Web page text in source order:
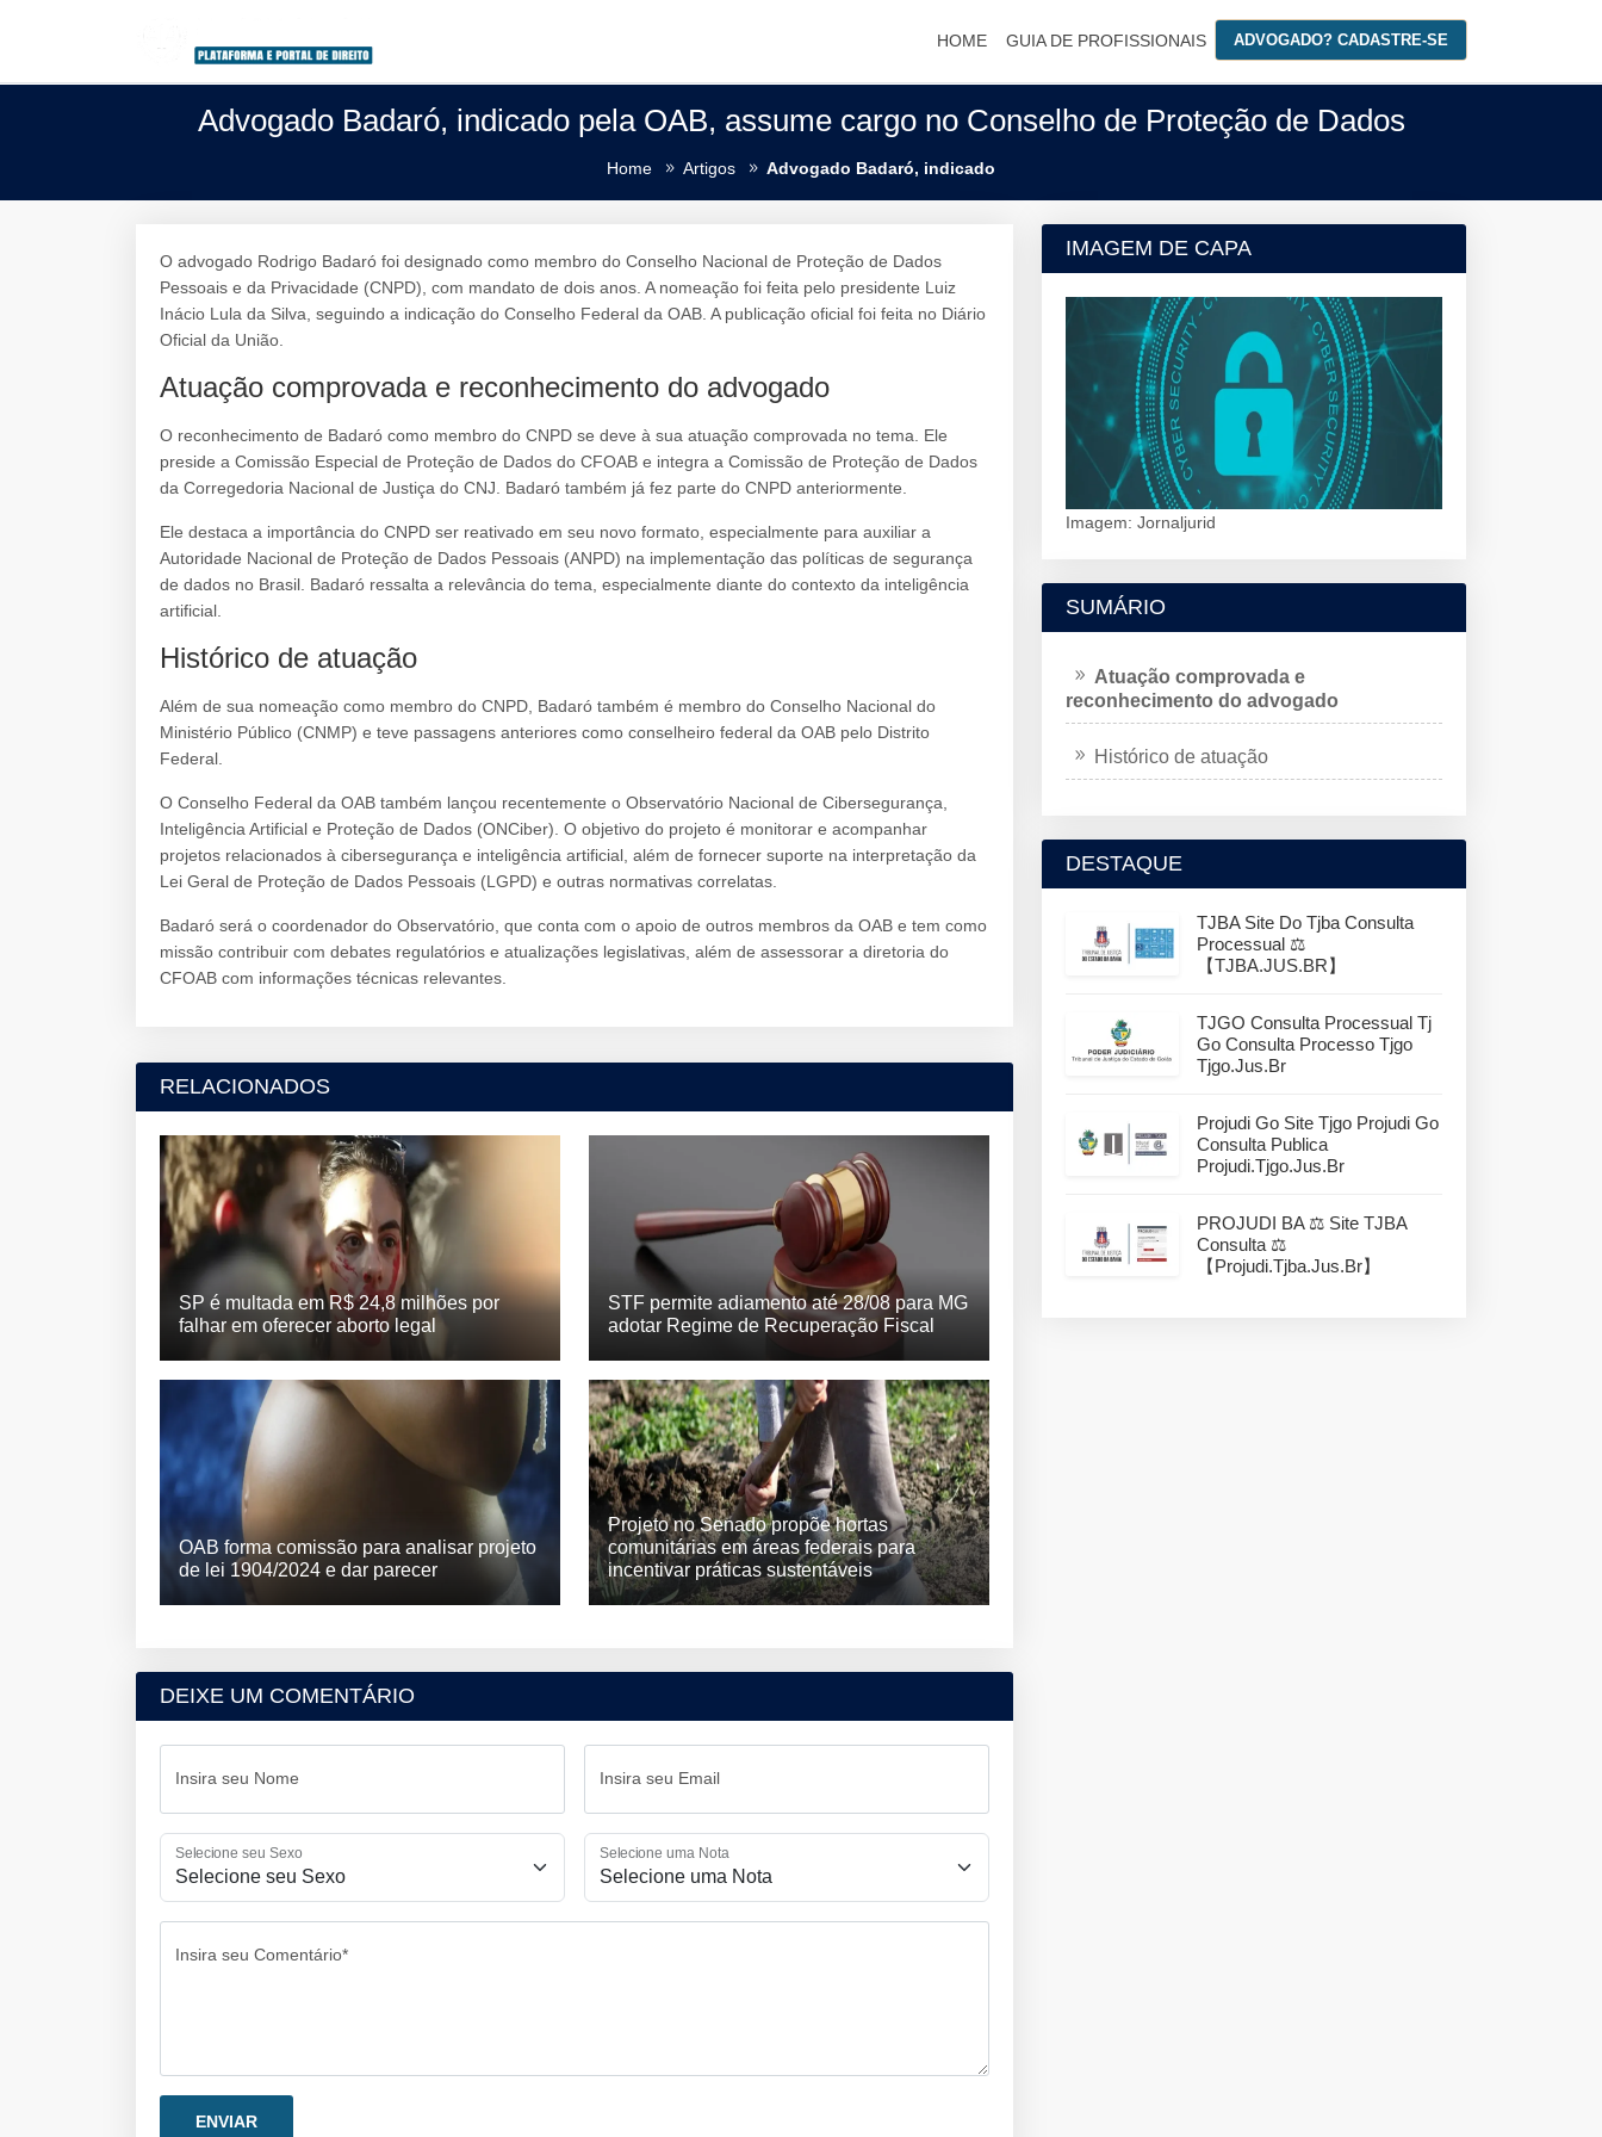
HOME GUIA DE PROFISSIONAIS ADVOGADO? CADASTRE-SE
Advogado Badaró, indicado pela OAB, assume cargo no Conselho de Proteção de Dados
Home Artigos Advogado Badaró, indicado
O advogado Rodrigo Badaró foi designado como membro do Conselho Nacional de Proteção de Dados
Pessoais e da Privacidade (CNPD), com mandato de dois anos. A nomeação foi feita pelo presidente Luiz
Inácio Lula da Silva, seguindo a indicação do Conselho Federal da OAB. A publicação oficial foi feita no Diário
Oficial da União.
Atuação comprovada e reconhecimento do advogado
O reconhecimento de Badaró como membro do CNPD se deve à sua atuação comprovada no tema. Ele
preside a Comissão Especial de Proteção de Dados do CFOAB e integra a Comissão de Proteção de Dados
da Corregedoria Nacional de Justiça do CNJ. Badaró também já fez parte do CNPD anteriormente.
Ele destaca a importância do CNPD ser reativado em seu novo formato, especialmente para auxiliar a
Autoridade Nacional de Proteção de Dados Pessoais (ANPD) na implementação das políticas de segurança
de dados no Brasil. Badaró ressalta a relevância do tema, especialmente diante do contexto da inteligência
artificial.
Histórico de atuação
Além de sua nomeação como membro do CNPD, Badaró também é membro do Conselho Nacional do
Ministério Público (CNMP) e teve passagens anteriores como conselheiro federal da OAB pelo Distrito
Federal.
O Conselho Federal da OAB também lançou recentemente o Observatório Nacional de Cibersegurança,
Inteligência Artificial e Proteção de Dados (ONCiber). O objetivo do projeto é monitorar e acompanhar
projetos relacionados à cibersegurança e inteligência artificial, além de fornecer suporte na interpretação da
Lei Geral de Proteção de Dados Pessoais (LGPD) e outras normativas correlatas.
Badaró será o coordenador do Observatório, que conta com o apoio de outros membros da OAB e tem como
missão contribuir com debates regulatórios e atualizações legislativas, além de assessorar a diretoria do
CFOAB com informações técnicas relevantes.
RELACIONADOS
SP é multada em R$ 24,8 milhões por
falhar em oferecer aborto legal
STF permite adiamento até 28/08 para MG
adotar Regime de Recuperação Fiscal
OAB forma comissão para analisar projeto
de lei 1904/2024 e dar parecer
Projeto no Senado propõe hortas
comunitárias em áreas federais para
incentivar práticas sustentáveis
DEIXE UM COMENTÁRIO
Insira seu Nome Insira seu Email
Selecione seu Sexo Selecione uma Nota
Insira seu Comentário*
IMAGEM DE CAPA
Imagem: Jornaljurid
SUMÁRIO
Atuação comprovada e
reconhecimento do advogado
Histórico de atuação
DESTAQUE
TJBA Site Do Tjba Consulta
Processual ⚖️
【TJBA.JUS.BR】
TJGO Consulta Processual Tj
Go Consulta Processo Tjgo
Tjgo.jus.br
Projudi Go Site Tjgo Projudi Go
Consulta Publica
Projudi.tjgo.jus.br
PROJUDI BA ⚖️ Site TJBA
Consulta ⚖️
【projudi.tjba.jus.br】